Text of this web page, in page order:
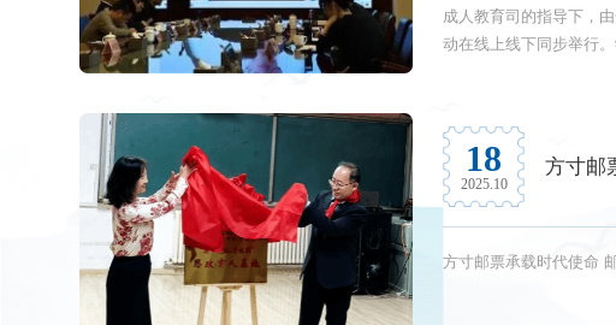
成人教育司的指导下，
动在线上线下同步举行
18
2025.10
方寸邮
方寸邮票承载时代使命